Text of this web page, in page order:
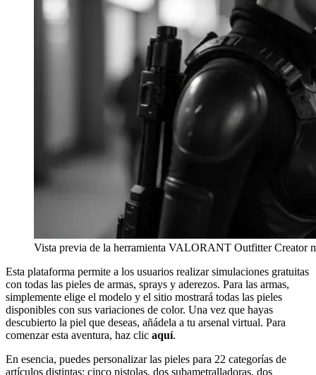
Vista previa de la herramienta VALORANT Outfitter Creator
Esta plataforma permite a los usuarios realizar simulaciones gratuitas
con todas las pieles de armas, sprays y aderezos. Para las armas,
simplemente elige el modelo y el sitio mostrará todas las pieles
disponibles con sus variaciones de color. Una vez que hayas
descubierto la piel que deseas, añádela a tu arsenal virtual. Para
comenzar esta aventura, haz clic aquí.
En esencia, puedes personalizar las pieles para 22 categorías de
artículos distintas: cinco pistolas, dos subametralladoras, dos